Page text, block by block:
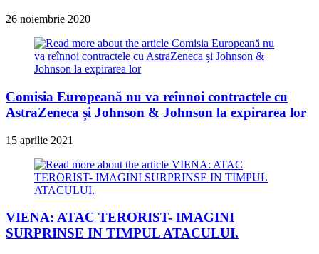
26 noiembrie 2020
Comisia Europeană nu va reînnoi contractele cu
AstraZeneca și Johnson & Johnson la expirarea lor
15 aprilie 2021
VIENA: ATAC TERORIST- IMAGINI
SURPRINSE IN TIMPUL ATACULUI.